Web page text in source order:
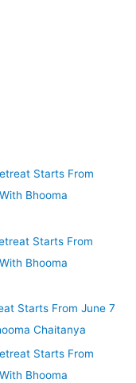
Starts From
Bhooma
Starts From
Bhooma
Starts From June 7
Chaitanya
Starts From
Bhooma